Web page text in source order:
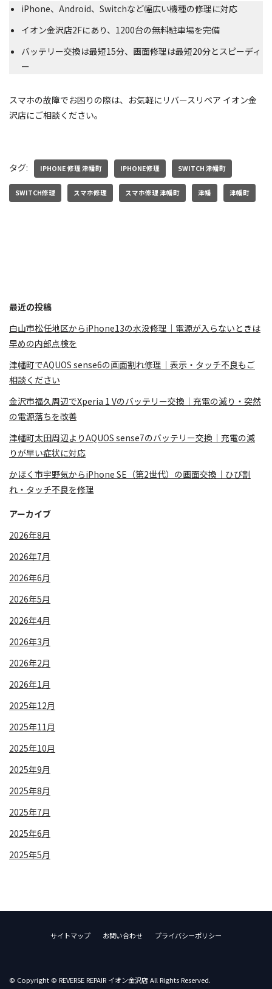
iPhone、Android、Switchなど幅広い機種の修理に対応
イオン金沢店2Fにあり、1200台の無料駐車場を完備
バッテリー交換は最短15分、画面修理は最短20分とスピーディ
ー
スマホの故障でお困りの際は、お気軽にリバースリペア イオン金
沢店にご相談ください。
タグ: IPHONE 修理 津幡町 IPHONE修理 SWITCH 津幡町
SWITCH修理 スマホ修理 スマホ修理 津幡町 津幡 津幡町
最近の投稿
白山市松任地区からiPhone13の水没修理｜電源が入らないときは
早めの内部点検を
津幡町でAQUOS sense6の画面割れ修理｜表示・タッチ不良もご
相談ください
金沢市福久周辺でXperia 1 Vのバッテリー交換｜充電の減り・突然
の電源落ちを改善
津幡町太田周辺よりAQUOS sense7のバッテリー交換｜充電の減
りが早い症状に対応
かほく市宇野気からiPhone SE（第2世代）の画面交換｜ひび割
れ・タッチ不良を修理
アーカイブ
2026年8月
2026年7月
2026年6月
2026年5月
2026年4月
2026年3月
2026年2月
2026年1月
2025年12月
2025年11月
2025年10月
2025年9月
2025年8月
2025年7月
2025年6月
2025年5月
サイトマップ お問い合わせ プライバシーポリシー
© Copyright © REVERSE REPAIR イオン金沢店 All Rights Reserved.